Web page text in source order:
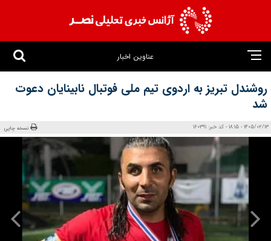
عناوین اخبار
روشندل تبریز به اردوی تیم ملی فوتبال نابینایان دعوت
شد
1405/02/13 - 18:15 - کد خبر: 160391 نسخه چاپی